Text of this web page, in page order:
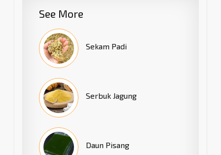
See More
Sekam Padi
Serbuk Jagung
Daun Pisang